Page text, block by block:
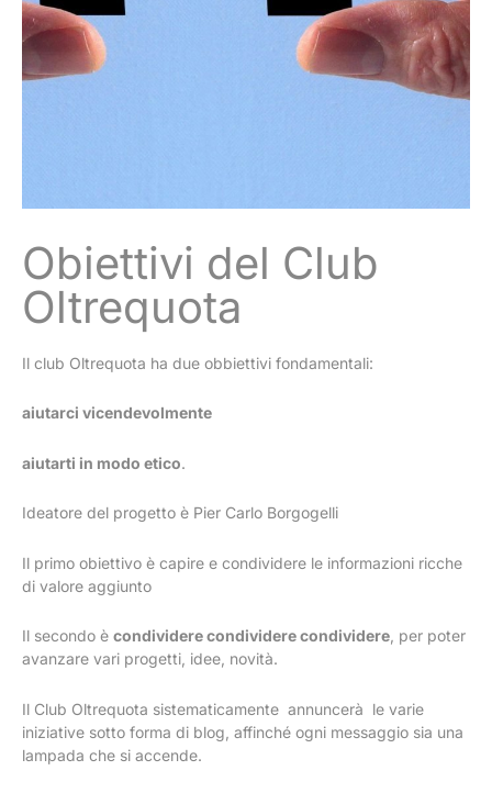
Obiettivi del Club
Oltrequota
Il club Oltrequota ha due obbiettivi fondamentali:
aiutarci vicendevolmente
aiutarti in modo etico.
Ideatore del progetto è Pier Carlo Borgogelli
Il primo obiettivo è capire e condividere le informazioni ricche
di valore aggiunto
Il secondo è condividere condividere condividere, per poter
avanzare vari progetti, idee, novità.
Il Club Oltrequota sistematicamente annuncerà le varie
iniziative sotto forma di blog, affinché ogni messaggio sia una
lampada che si accende.